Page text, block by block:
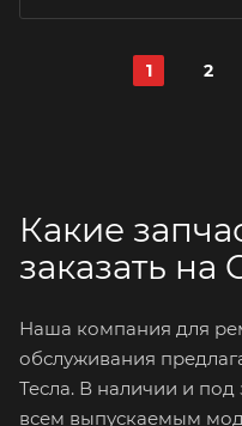
1 2
Какие
заказать на
Наша компания для
обслуживания
Тесла. В наличии и
всем выпускаемым